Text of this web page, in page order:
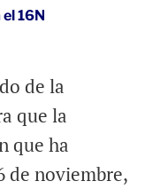
16N
de la
que la
que ha
de noviembre,